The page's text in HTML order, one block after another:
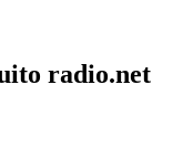
radio.net